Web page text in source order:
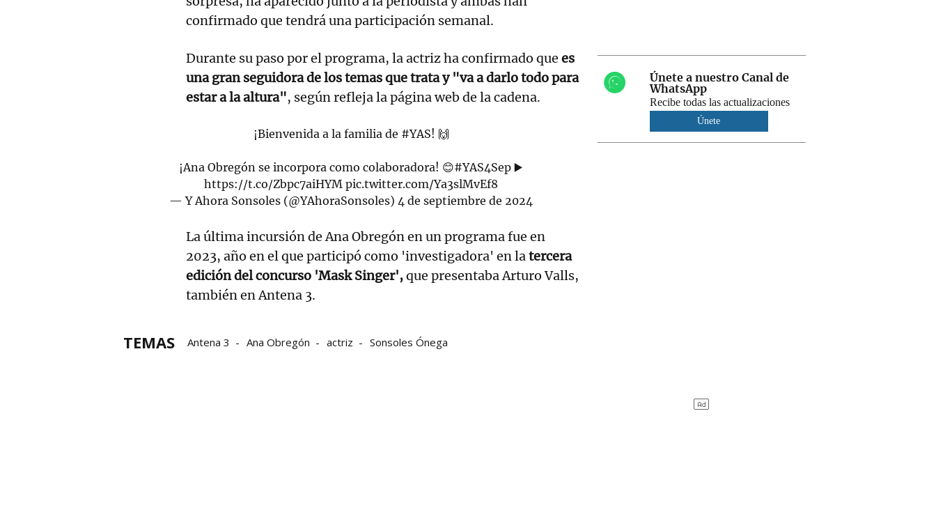
confirmado que tendrá una participación semanal.
Durante su paso por el programa, la actriz ha confirmado que es
una gran seguidora de los temas que trata y "va a darlo todo para
estar a la altura", según refleja la página web de la cadena.
¡Bienvenida a la familia de #YAS! 🙌
¡Ana Obregón se incorpora como colaboradora! 😊#YAS4Sep ▶️
https://t.co/Zbpc7aiHYM pic.twitter.com/Ya3slMvEf8
— Y Ahora Sonsoles (@YAhoraSonsoles) 4 de septiembre de 2024
La última incursión de Ana Obregón en un programa fue en
2023, año en el que participó como 'investigadora' en latercera
edición del concurso 'Mask Singer',que presentaba Arturo Valls,
también en Antena 3.
TEMAS Antena 3 Ana Obregón actriz Sonsoles Ónega
Únete a nuestro Canal de
WhatsApp
Recibe todas las actualizaciones
Únete